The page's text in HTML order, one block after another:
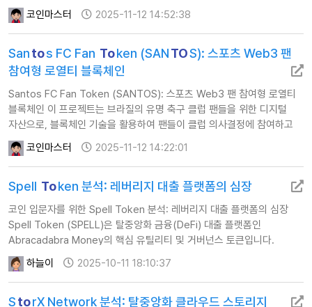
이 프로젝트는 개방적이고 검열 저항적인 환경에서 커뮤니티가 스스로
소유하고 관리하며 상호 작용할 수 있도록 지원하며, 기존 중앙 집중식
소셜 미디어의 한계를 극복하는 새로운 대안을 제시합니다. 사용자에게
데이터와 정체성에 대한 완전한 통제권을 부여하여 진정한 의미의 분산된
소셜 경험을 제공합니다…
코인마스터 2025-11-12 14:52:38
Santos FC Fan Token (SANTOS): 스포츠 Web3 팬
참여형 로열티 블록체인
Santos FC Fan Token (SANTOS): 스포츠 Web3 팬 참여형 로열티
블록체인 이 프로젝트는 브라질의 유명 축구 클럽 팬들을 위한 디지털
자산으로, 블록체인 기술을 활용하여 팬들이 클럽 의사결정에 참여하고
독점적인 경험을 얻을 수 있도록 설계되었습니다. BNB 스마트 체인 위에
구축되어 빠르고 효율적인 트랜잭션을 지원하며, 팬과 클럽 간의
상호작용을 혁신하는 Web3 기반의 새로운 로열티 생태계를 구축합니다.
이를 통해 단순히 응원하는 것을 넘어, 팬들이 클럽의 미래에 직접적인
코인마스터 2025-11-12 14:22:01
Spell Token 분석: 레버리지 대출 플랫폼의 심장
코인 입문자를 위한 Spell Token 분석: 레버리지 대출 플랫폼의 심장
Spell Token (SPELL)은 탈중앙화 금융(DeFi) 대출 플랫폼인
Abracadabra Money의 핵심 유틸리티 및 거버넌스 토큰입니다.
Abracadabra는 이자 농사(Yield Farming) 자산, 유동성 공급 토큰 등
다양한 형태의 이자 발생 자산(Yield-bearing Collateral)을 담보로
받아, 자체 발행 스테이블 코인인 Magic Internet Money (MIM)을
발행하고 대출해주는 서비스…
하늘이 2025-10-11 18:10:37
StorX Network 분석: 탈중앙화 클라우드 스토리지